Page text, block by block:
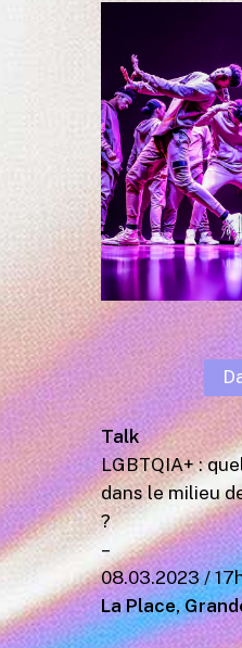
Talk
LGBTQIA+ :
dans le milieu
?
–
08.03.2023 /
La Place,